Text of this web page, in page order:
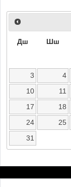
Дш Шш
3
4
10
11
17
18
24
25
31